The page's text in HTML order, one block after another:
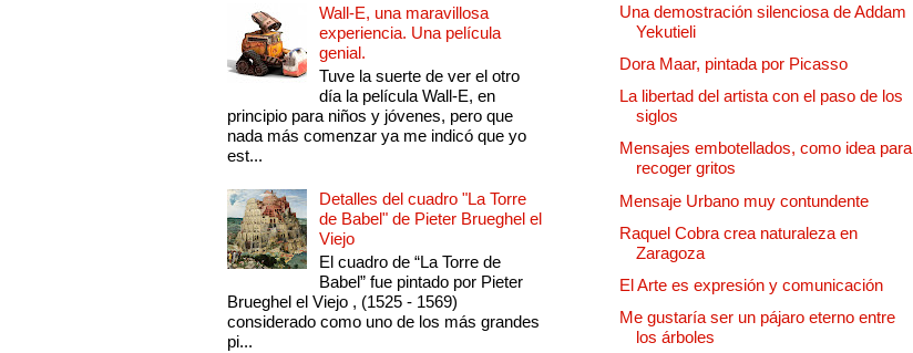
Wall-E, una maravillosa
experiencia. Una película
genial.
Tuve la suerte de ver el otro
día la película Wall-E, en
principio para niños y jóvenes, pero que
nada más comenzar ya me indicó que yo
est...
Detalles del cuadro "La Torre
de Babel" de Pieter Brueghel el
Viejo
El cuadro de “La Torre de
Babel” fue pintado por Pieter
Brueghel el Viejo , (1525 - 1569)
considerado como uno de los más grandes
pi...
Una demostración silenciosa de Addam
Yekutieli
Dora Maar, pintada por Picasso
La libertad del artista con el paso de los
siglos
Mensajes embotellados, como idea para
recoger gritos
Mensaje Urbano muy contundente
Raquel Cobra crea naturaleza en
Zaragoza
El Arte es expresión y comunicación
Me gustaría ser un pájaro eterno entre
los árboles